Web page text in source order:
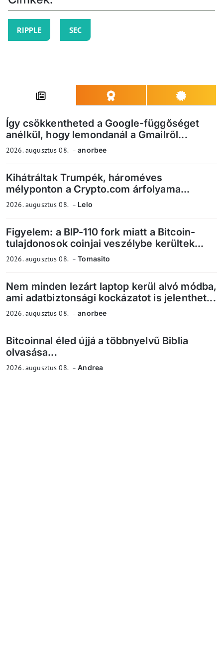
RIPPLE SEC
Így csökkentheted a Google-függőséget
anélkül, hogy lemondanál a Gmailről...
2026. augusztus 08. anorbee
Kihátráltak Trumpék, hároméves
mélyponton a Crypto.com árfolyama...
2026. augusztus 08. Lelo
Figyelem: a BIP-110 fork miatt a Bitcoin-
tulajdonosok coinjai veszélybe kerültek...
2026. augusztus 08. Tomasito
Nem minden lezárt laptop kerül alvó módba,
ami adatbiztonsági kockázatot is jelenthet...
2026. augusztus 08. anorbee
Bitcoinnal éled újjá a többnyelvű Biblia
olvasása...
2026. augusztus 08. Andrea